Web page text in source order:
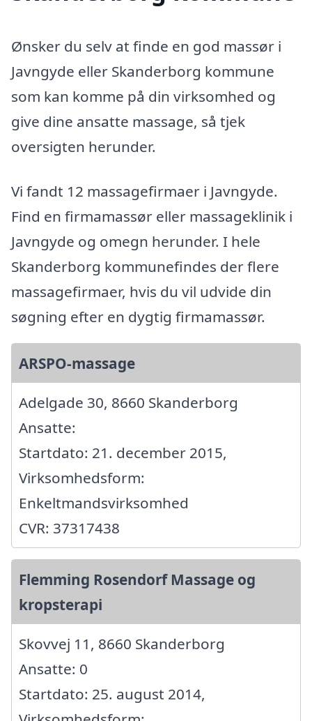
Ønsker du selv at finde en god massør i
Javngyde eller Skanderborg kommune
som kan komme på din virksomhed og
give dine ansatte massage, så tjek
oversigten herunder.
Vi fandt 12 massagefirmaer i Javngyde.
Find en firmamassør eller massageklinik i
Javngyde og omegn herunder. I hele
Skanderborg kommunefindes der flere
massagefirmaer, hvis du vil udvide din
søgning efter en dygtig firmamassør.
ARSPO-massage
Adelgade 30, 8660 Skanderborg
Ansatte:
Startdato: 21. december 2015,
Virksomhedsform:
Enkeltmandsvirksomhed
CVR: 37317438
Flemming Rosendorf Massage og
kropsterapi
Skovvej 11, 8660 Skanderborg
Ansatte: 0
Startdato: 25. august 2014,